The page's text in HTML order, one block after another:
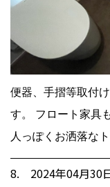
便器、手摺等取付
す。 フロート家具
人っぽくお洒落な
8. 2024年04月30